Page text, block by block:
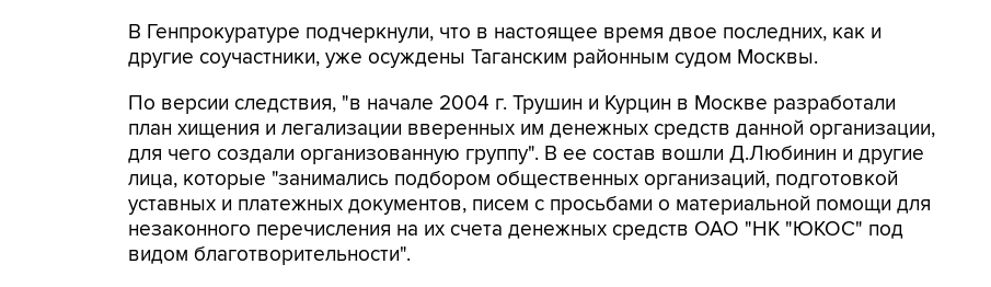
В Генпрокуратуре подчеркнули, что в настоящее время двое последних, как и
другие соучастники, уже осуждены Таганским районным судом Москвы.
По версии следствия, "в начале 2004 г. Трушин и Курцин в Москве разработали
план хищения и легализации вверенных им денежных средств данной организации,
для чего создали организованную группу". В ее состав вошли Д.Любинин и другие
лица, которые "занимались подбором общественных организаций, подготовкой
уставных и платежных документов, писем с просьбами о материальной помощи для
незаконного перечисления на их счета денежных средств ОАО "НК "ЮКОС" под
видом благотворительности".